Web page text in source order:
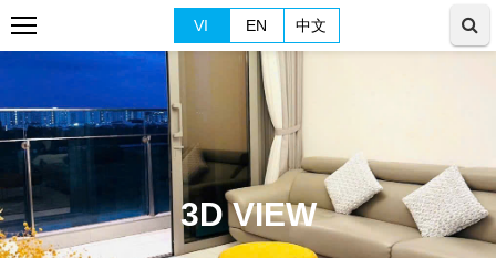
VI EN 中文
3D VIEW